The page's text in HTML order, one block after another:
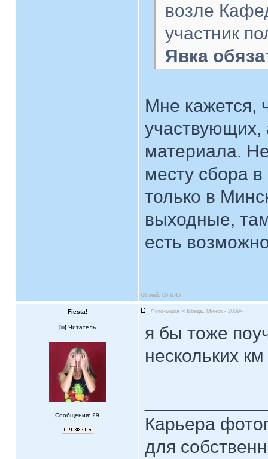
возле
участник
Явка
Мне кажется,
участвующих,
материала.
месту сбора
только в
выходные,
есть
08 май, 09 9:45
Fiesta! Фото-акция «Победа. Минск - 2009»
[ ] Читатель
Сообщения: 29
я бы тоже
нескольких
Карьера
для